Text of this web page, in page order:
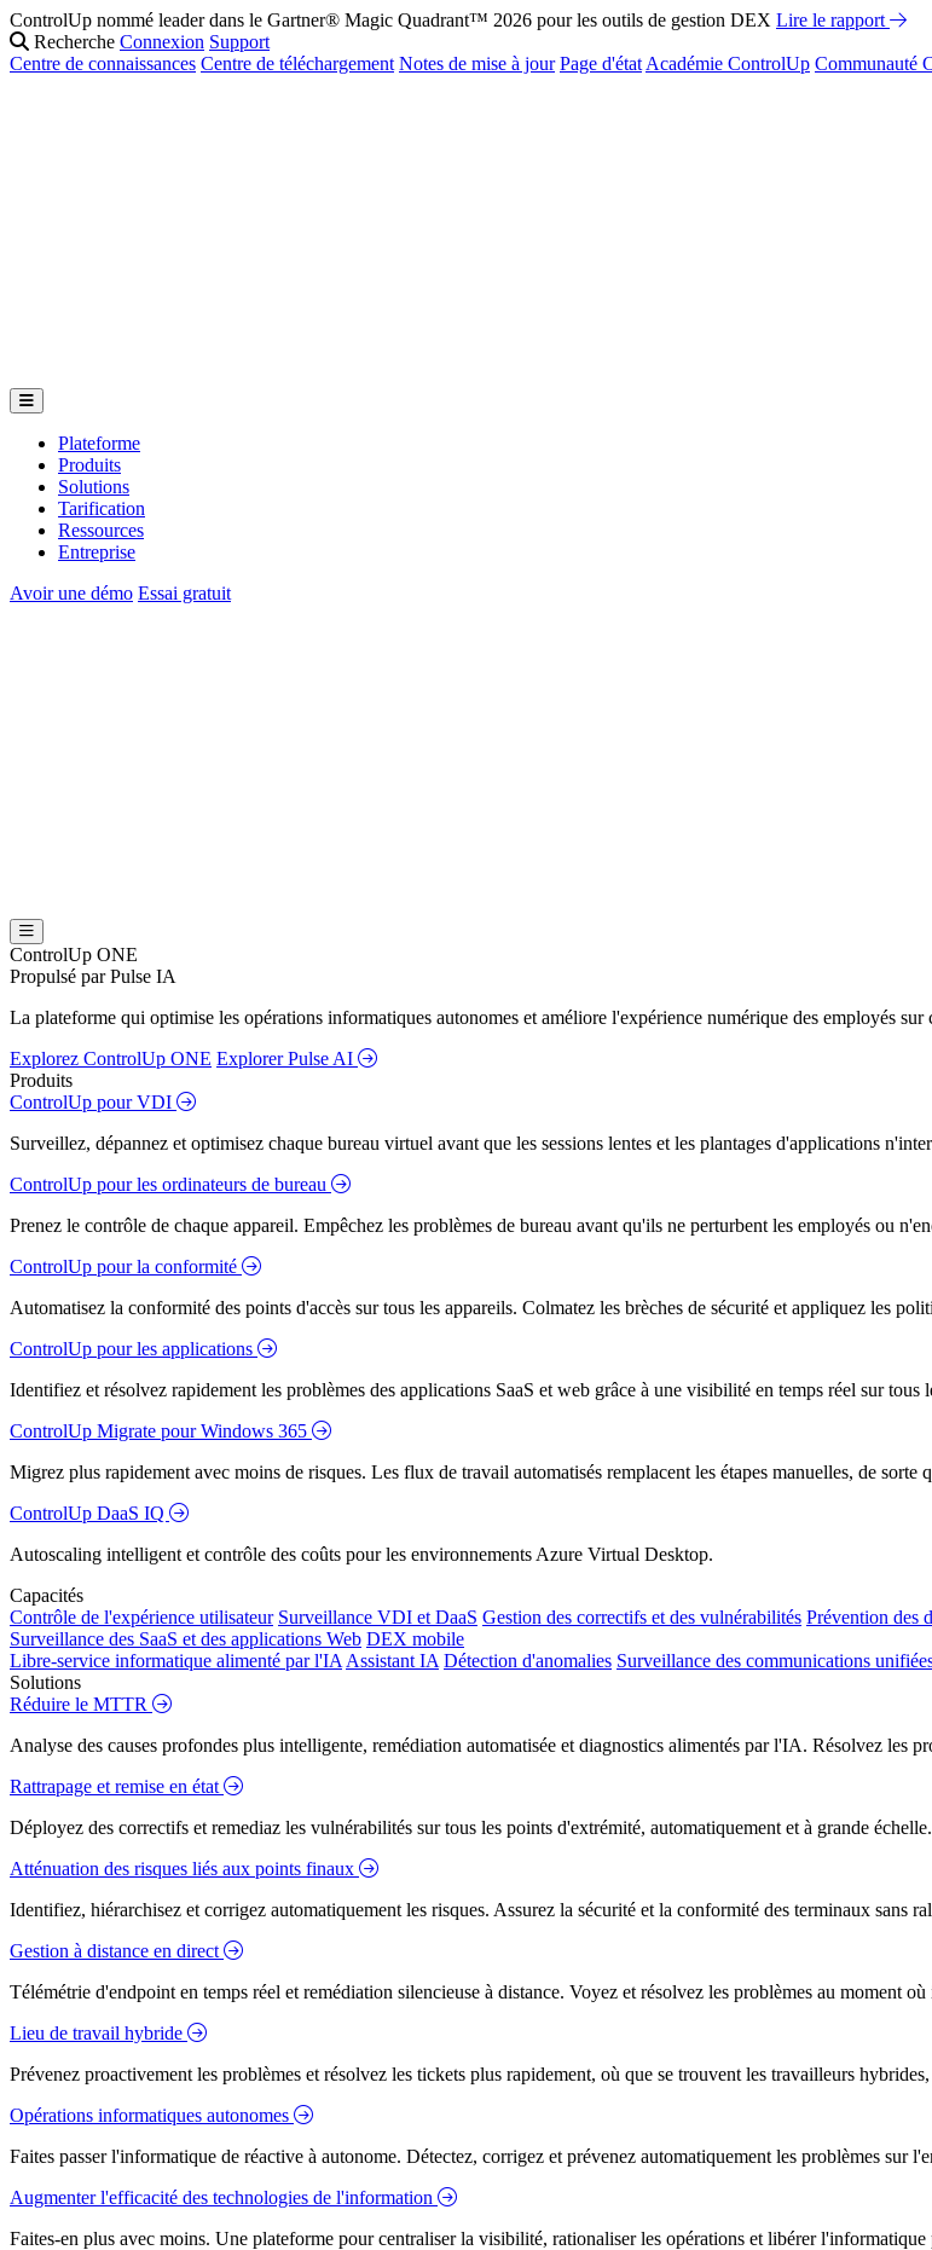
ControlUp nommé leader dans le Gartner® Magic Quadrant™ 2026 pour les outils de gestion DEX Lire le rapport
Recherche Connexion Support
Centre de connaissances Centre de téléchargement Notes de mise à jour Page d'état Académie ControlUp Communauté
Plateforme
Produits
Solutions
Tarification
Ressources
Entreprise
Avoir une démo Essai gratuit
ControlUp ONE
Propulsé par Pulse IA
La plateforme qui optimise les opérations informatiques autonomes et améliore l'expérience numérique des employés
Explorez ControlUp ONE Explorer Pulse AI
Produits
ControlUp pour VDI
Surveillez, dépannez et optimisez chaque bureau virtuel avant que les sessions lentes et les plantages d'applications
ControlUp pour les ordinateurs de bureau
Prenez le contrôle de chaque appareil. Empêchez les problèmes de bureau avant qu'ils ne perturbent les employés ou
ControlUp pour la conformité
Automatisez la conformité des points d'accès sur tous les appareils. Colmatez les brèches de sécurité et appliquez les
ControlUp pour les applications
Identifiez et résolvez rapidement les problèmes des applications SaaS et web grâce à une visibilité en temps réel sur
ControlUp Migrate pour Windows 365
Migrez plus rapidement avec moins de risques. Les flux de travail automatisés remplacent les étapes manuelles, de
ControlUp DaaS IQ
Autoscaling intelligent et contrôle des coûts pour les environnements Azure Virtual Desktop.
Capacités
Contrôle de l'expérience utilisateur Surveillance VDI et DaaS Gestion des correctifs et des vulnérabilités Prévention des
Surveillance des SaaS et des applications Web DEX mobile
Libre-service informatique alimenté par l'IA Assistant IA Détection d'anomalies Surveillance des communications
Solutions
Réduire le MTTR
Analyse des causes profondes plus intelligente, remédiation automatisée et diagnostics alimentés par l'IA. Résolvez les
Rattrapage et remise en état
Déployez des correctifs et remediaz les vulnérabilités sur tous les points d'extrémité, automatiquement et à grande
Atténuation des risques liés aux points finaux
Identifiez, hiérarchisez et corrigez automatiquement les risques. Assurez la sécurité et la conformité des terminaux sans
Gestion à distance en direct
Télémétrie d'endpoint en temps réel et remédiation silencieuse à distance. Voyez et résolvez les problèmes au moment
Lieu de travail hybride
Prévenez proactivement les problèmes et résolvez les tickets plus rapidement, où que se trouvent les travailleurs
Opérations informatiques autonomes
Faites passer l'informatique de réactive à autonome. Détectez, corrigez et prévenez automatiquement les problèmes sur
Augmenter l'efficacité des technologies de l'information
Faites-en plus avec moins. Une plateforme pour centraliser la visibilité, rationaliser les opérations et libérer